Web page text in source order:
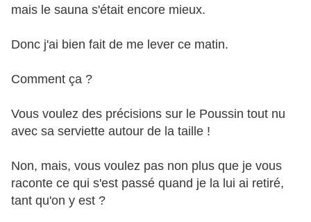
mais le sauna s'était encore mieux.
Donc j'ai bien fait de me lever ce matin.
Comment ça ?
Vous voulez des précisions sur le Poussin tout nu
avec sa serviette autour de la taille !
Non, mais, vous voulez pas non plus que je vous
raconte ce qui s'est passé quand je la lui ai retiré,
tant qu'on y est ?